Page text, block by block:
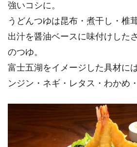
強いコシに。
うどんつゆは昆布・煮干し・椎
出汁を醤油ベースに味付けした
のつゆ。
富士五湖をイメージした具材に
ンジン・ネギ・レタス・わかめ